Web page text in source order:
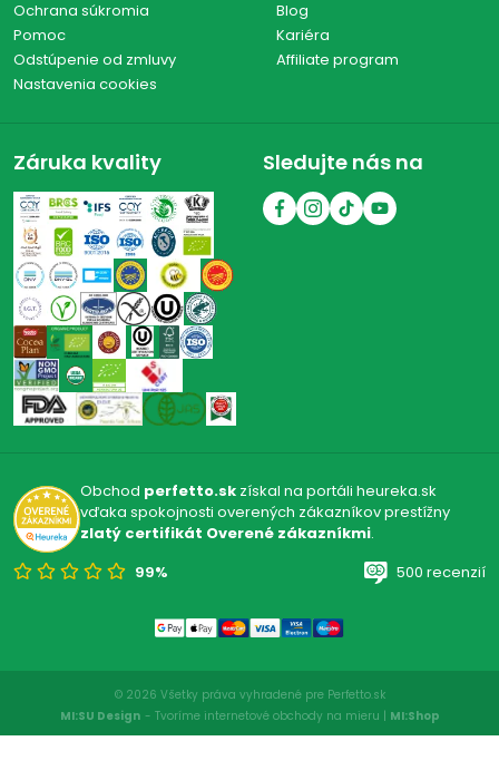
Ochrana súkromia
Pomoc
Odstúpenie od zmluvy
Nastavenia cookies
Blog
Kariéra
Affiliate program
Záruka kvality Sledujte nás na
Obchod perfetto.skzískal na portáli heureka.sk
vďaka spokojnosti overených zákazníkov prestížny
zlatý certifikát Overené zákazníkmi.
99%
500 recenzií
© 2026 Všetky práva vyhradené pre Perfetto.sk
MI:SU Design - Tvoríme internetové obchody na mieru | MI:Shop